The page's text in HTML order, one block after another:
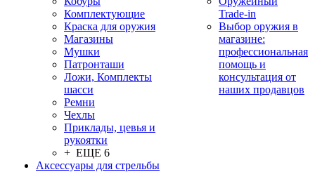
Комплектующие
Краска для оружия
Магазины
Мушки
Патронташи
Ложи, Комплекты
шасси
Ремни
Чехлы
Приклады, цевья и
рукоятки
+ ЕЩЕ 6
Аксессуары для стрельбы
Trade-in
Выбор оружия в
магазине:
профессиональная
помощь и
консультация от
наших продавцов